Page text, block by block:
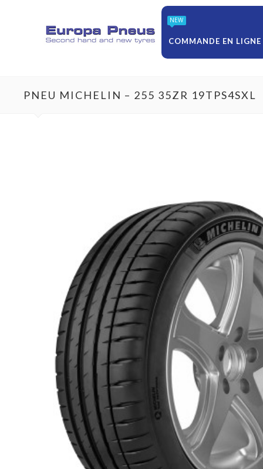
NEW
COMMANDE EN LIGNE
PNEU MICHELIN – 255 35ZR 19TPS4SXL